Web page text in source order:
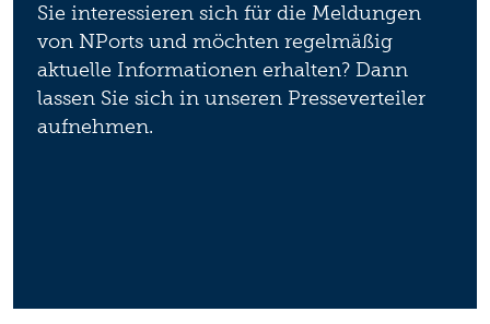
Sie interessieren sich für die Meldungen
von NPorts und möchten regelmäßig
aktuelle Informationen erhalten? Dann
lassen Sie sich in unseren Presseverteiler
aufnehmen.